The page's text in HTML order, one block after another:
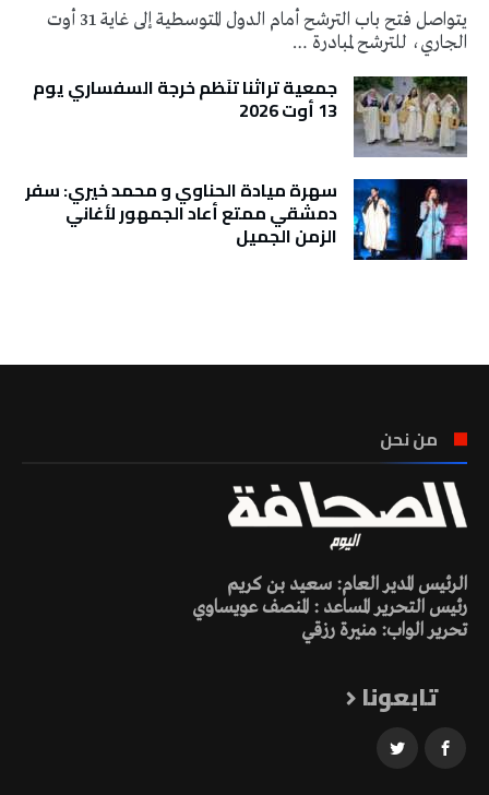
يتواصل فتح باب الترشح أمام الدول المتوسطية إلى غاية 31 أوت
الجاري، للترشح لمبادرة …
جمعية تراثنا تنَظم خرجة السفساري يوم
13 أوت 2026
سهرة ميادة الحناوي و محمد خيري: سفر
دمشقي ممتع أعاد الجمهور لأغاني
الزمن الجميل
من نحن
الرئيس المدير العام: سعيد بن كريم
رئيس التحرير المساعد : المنصف عويساوي
تحرير الواب: منيرة رزقي
تابعونا